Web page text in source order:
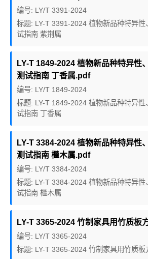
编号: LY/T 3391-2024
标题: LY-T 3391-2024 植物新品种特异性
试指南 紫荆属
LY-T 1849-2024 植物新品种特异性
测试指南 丁香属.pdf
编号: LY/T 1849-2024
标题: LY-T 1849-2024 植物新品种特异性
试指南 丁香属
LY-T 3384-2024 植物新品种特异性
测试指南 檵木属.pdf
编号: LY/T 3384-2024
标题: LY-T 3384-2024 植物新品种特异性
试指南 檵木属
LY-T 3365-2024 竹制家具用竹质板
编号: LY/T 3365-2024
标题: LY-T 3365-2024 竹制家具用竹质板